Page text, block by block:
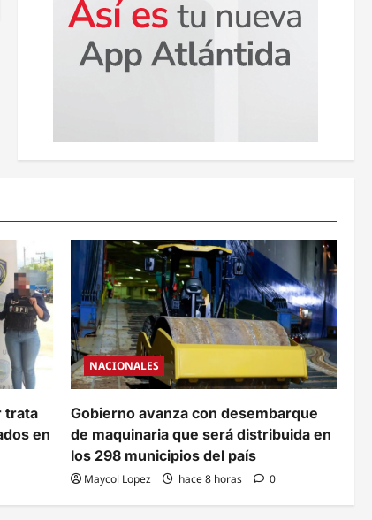
trata
en
NACIONALES
Gobierno avanza con desembarque
de maquinaria que será distribuida en
los 298 municipios del país
Maycol Lopez hace 8 horas 0